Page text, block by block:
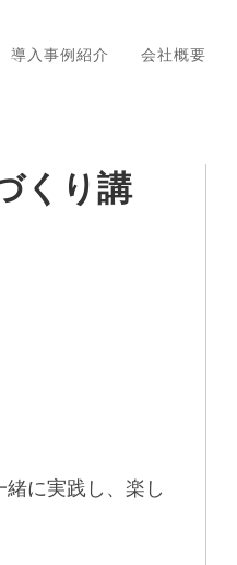
導入事例紹介 会社概要
くり講
に実践し、楽し